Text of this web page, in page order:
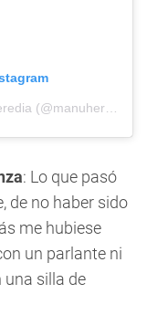
: Lo que pasó
de no haber sido
me hubiese
un parlante ni
una silla de